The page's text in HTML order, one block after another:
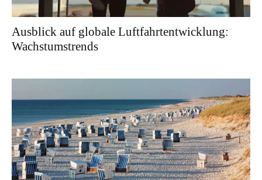
Ausblick auf globale Luftfahrtentwicklung:
Wachstumstrends